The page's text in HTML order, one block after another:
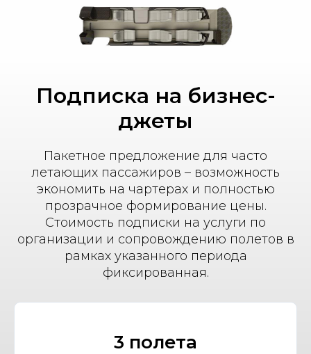
Подписка на бизнес-
джеты
Пакетное предложение для часто
летающих пассажиров – возможность
экономить на чартерах и полностью
прозрачное формирование цены.
Стоимость подписки на услуги по
организации и сопровождению полетов в
рамках указанного периода
фиксированная.
3 полета